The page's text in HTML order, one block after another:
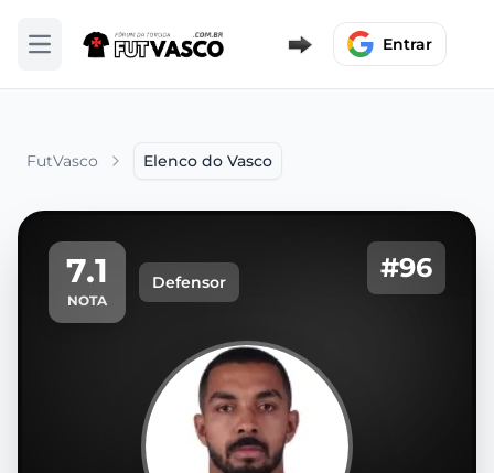
Abrir menu Entrar
FutVasco Elenco do Vasco
7.1
NOTA
Defensor #96